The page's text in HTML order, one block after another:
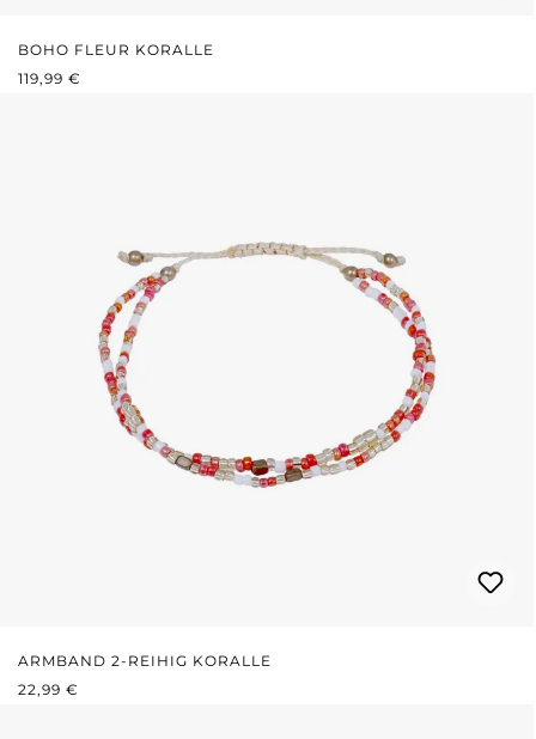
BOHO FLEUR KORALLE
REGULÄRER PREIS:
119,99 €
ARMBAND 2-REIHIG KORALLE
REGULÄRER PREIS:
22,99 €